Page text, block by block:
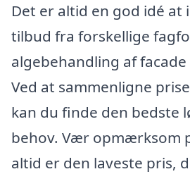
Det er altid en god idé at
tilbud fra forskellige
algebehandling af
Ved at sammenligne
kan du finde den bedste
behov. Vær opmærksom
altid er den laveste pris,